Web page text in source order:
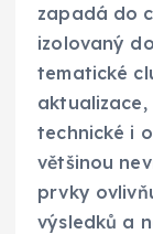
zapadá do
izolovaný
tematické
technické i
většinou
prvky
výsledků a